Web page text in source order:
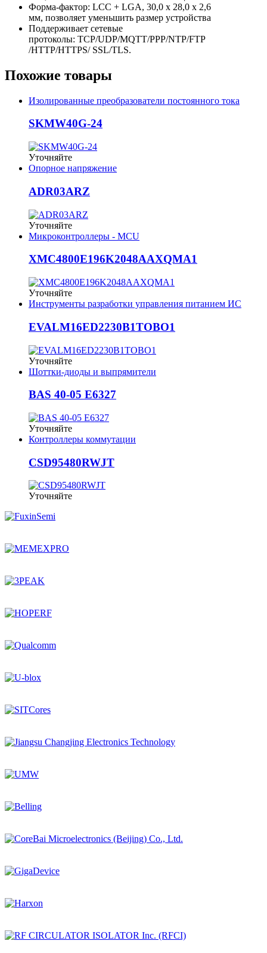
Форма-фактор: LCC + LGA, 30,0 х 28,0 х 2,6
мм, позволяет уменьшить размер устройства
Поддерживает сетевые
протоколы: TCP/UDP/MQTT/PPP/NTP/FTP
/HTTP/HTTPS/ SSL/TLS.
Похожие товары
Изолированные преобразователи постоянного тока
SKMW40G-24
Уточняйте
Опорное напряжение
ADR03ARZ
Уточняйте
Микроконтроллеры - MCU
XMC4800E196K2048AAXQMA1
Уточняйте
Инструменты разработки управления питанием ИС
EVALM16ED2230B1TOBO1
Уточняйте
Шоттки-диоды и выпрямители
BAS 40-05 E6327
Уточняйте
Контроллеры коммутации
CSD95480RWJT
Уточняйте